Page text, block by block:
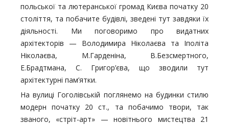
польської та лютеранської громад Києва початку 20
століття, та побачите будівлі, зведені тут завдяки їх
діяльності. Ми поговоримо про видатних
архітекторів — Володимира Ніколаєва та Іполіта
Ніколаєва, М.Гарденіна, В.Безсмертного,
Е.Брадтмана, С. Григор’єва, що зводили тут
архітектурні пам’ятки.
На вулиці Гоголівській поглянемо на будинки стилю
модерн початку 20 ст., та побачимо твори, так
званого, «стріт-арт» — новітнього мистецтва 21